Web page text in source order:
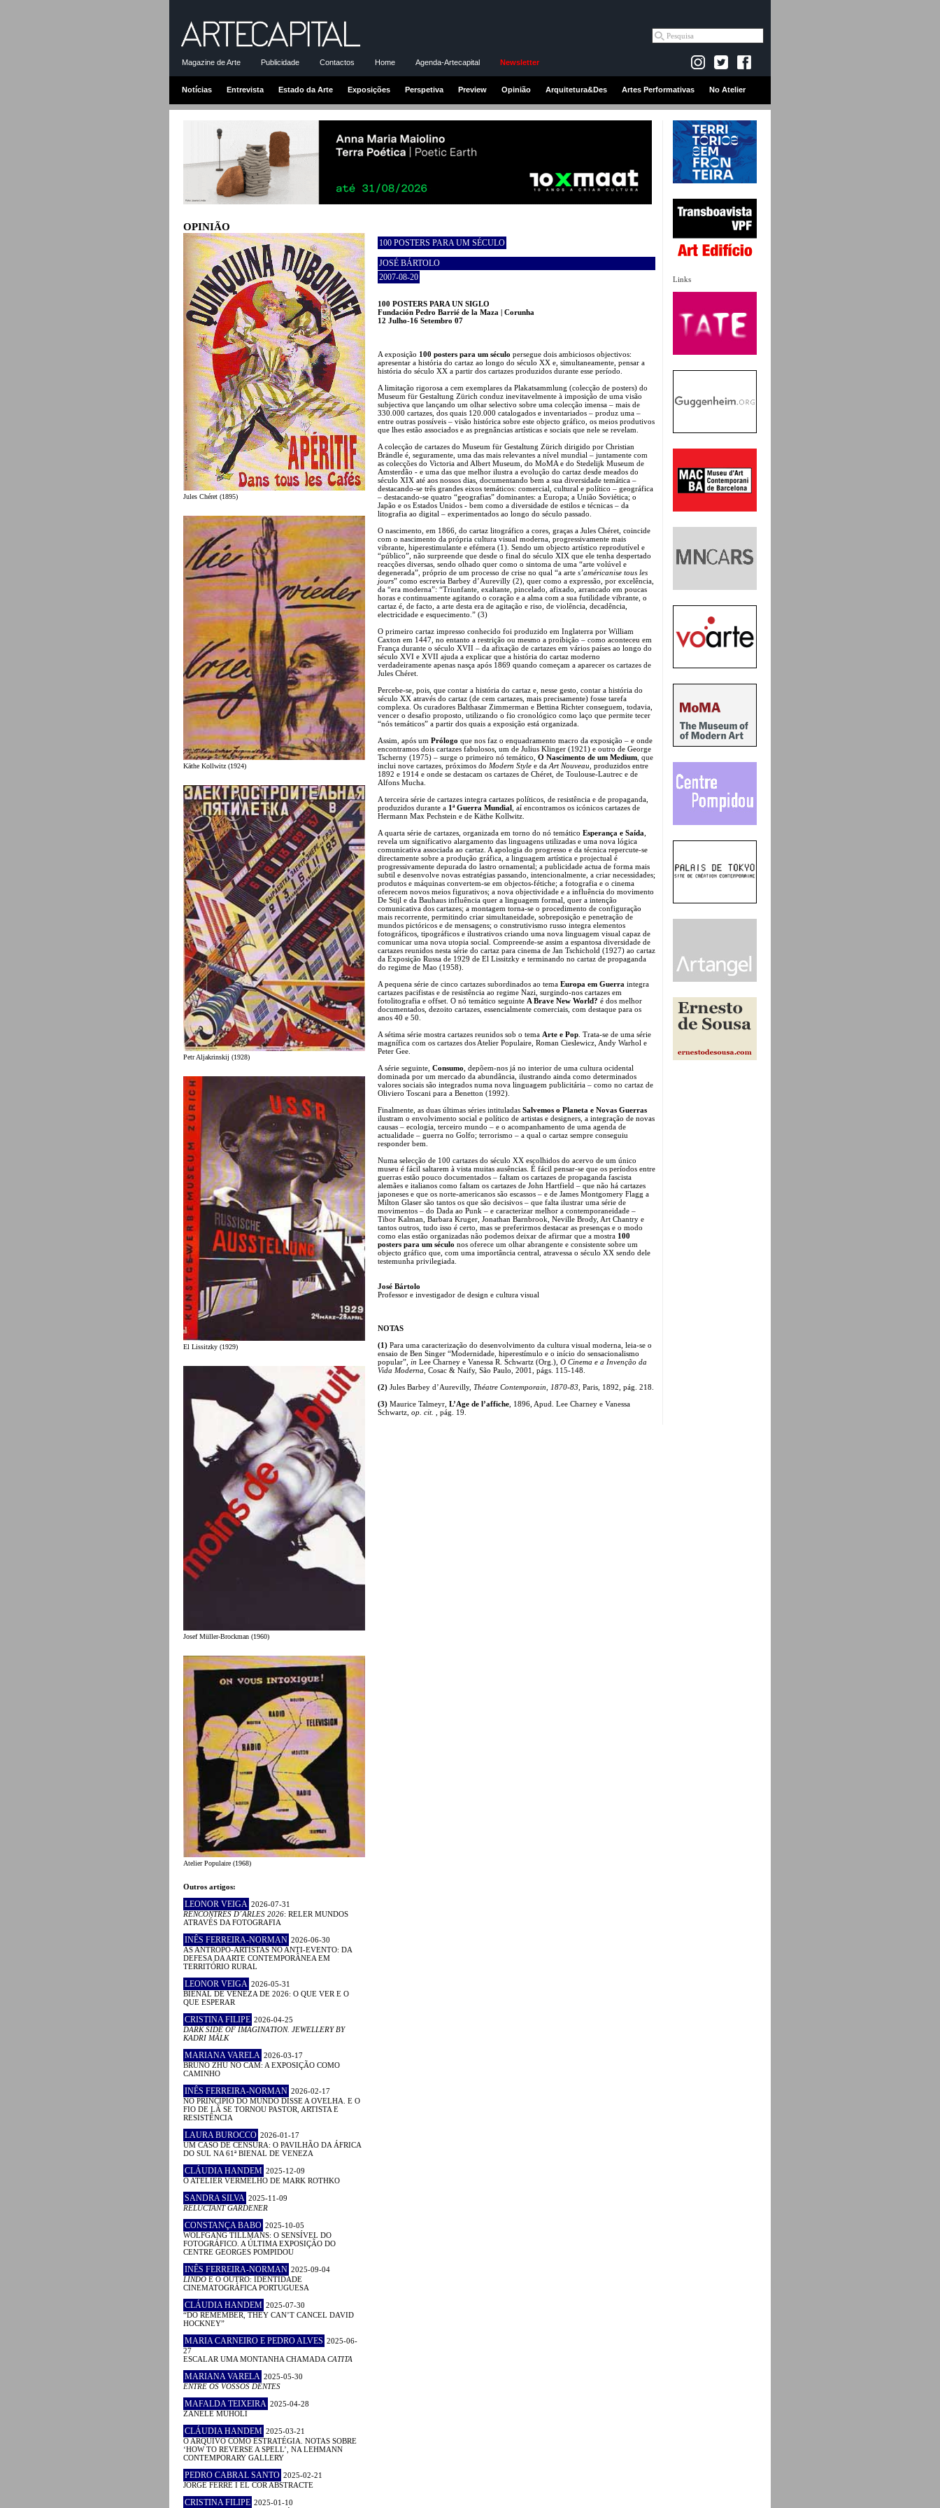
Magazine de Arte Publicidade Contactos Home Agenda-Artecapital Newsletter
Notícias Entrevista Estado da Arte Exposições Perspetiva Preview Opinião Arquitetura&Des Artes Performativas No Atelier
Links
OPINIÃO
Jules Chéret (1895)
Käthe Kollwitz (1924)
Petr Aljakrinskij (1928)
El Lissitzky (1929)
Josef Müller-Brockman (1960)
Atelier Populaire (1968)
Outros artigos:
LEONOR VEIGA 2026-07-31
RENCONTRES D´ARLES 2026: RELER MUNDOS
ATRAVÉS DA FOTOGRAFIA
INÊS FERREIRA-NORMAN 2026-06-30
AS ANTROPO-ARTISTAS NO ANTI-EVENTO: DA
DEFESA DA ARTE CONTEMPORÂNEA EM
TERRITÓRIO RURAL
LEONOR VEIGA 2026-05-31
BIENAL DE VENEZA DE 2026: O QUE VER E O
QUE ESPERAR
CRISTINA FILIPE 2026-04-25
DARK SIDE OF IMAGINATION. JEWELLERY BY
KADRI MÄLK
MARIANA VARELA 2026-03-17
BRUNO ZHU NO CAM: A EXPOSIÇÃO COMO
CAMINHO
INÊS FERREIRA-NORMAN 2026-02-17
NO PRINCÍPIO DO MUNDO DISSE A OVELHA. E O
FIO DE LÃ SE TORNOU PASTOR, ARTISTA E
RESISTÊNCIA
LAURA BUROCCO 2026-01-17
UM CASO DE CENSURA: O PAVILHÃO DA ÁFRICA
DO SUL NA 61ª BIENAL DE VENEZA
CLÁUDIA HANDEM 2025-12-09
O ATELIER VERMELHO DE MARK ROTHKO
SANDRA SILVA 2025-11-09
RELUCTANT GARDENER
CONSTANÇA BABO 2025-10-05
WOLFGANG TILLMANS: O SENSÍVEL DO
FOTOGRÁFICO. A ÚLTIMA EXPOSIÇÃO DO
CENTRE GEORGES POMPIDOU
INÊS FERREIRA-NORMAN 2025-09-04
LINDO E O OUTRO: IDENTIDADE
CINEMATOGRÁFICA PORTUGUESA
CLÁUDIA HANDEM 2025-07-30
“DO REMEMBER, THEY CAN’T CANCEL DAVID
HOCKNEY”
MARIA CARNEIRO E PEDRO ALVES 2025-06-
27
ESCALAR UMA MONTANHA CHAMADA CATITA
MARIANA VARELA 2025-05-30
ENTRE OS VOSSOS DENTES
MAFALDA TEIXEIRA 2025-04-28
ZANELE MUHOLI
CLÁUDIA HANDEM 2025-03-21
O ARQUIVO COMO ESTRATÉGIA. NOTAS SOBRE
‘HOW TO REVERSE A SPELL’, NA LEHMANN
CONTEMPORARY GALLERY
PEDRO CABRAL SANTO 2025-02-21
JORGE FERRÉ I EL COR ABSTRACTE
CRISTINA FILIPE 2025-01-10
100 POSTERS PARA UM SÉCULO
JOSÉ BÁRTOLO
2007-08-20
100 POSTERS PARA UN SIGLO
Fundación Pedro Barrié de la Maza | Corunha
12 Julho-16 Setembro 07
A exposição 100 posters para um século persegue dois ambiciosos objectivos:
apresentar a história do cartaz ao longo do século XX e, simultaneamente, pensar a
história do século XX a partir dos cartazes produzidos durante esse período.
A limitação rigorosa a cem exemplares da Plakatsammlung (colecção de posters) do
Museum für Gestaltung Zürich conduz inevitavelmente à imposição de uma visão
subjectiva que lançando um olhar selectivo sobre uma colecção imensa – mais de
330.000 cartazes, dos quais 120.000 catalogados e inventariados – produz uma –
entre outras possíveis – visão histórica sobre este objecto gráfico, os meios produtivos
que lhes estão associados e as pregnâncias artísticas e sociais que nele se revelam.
A colecção de cartazes do Museum für Gestaltung Zürich dirigido por Christian
Brändle é, seguramente, uma das mais relevantes a nível mundial – juntamente com
as colecções do Victoria and Albert Museum, do MoMA e do Stedelijk Museum de
Amsterdão - e uma das que melhor ilustra a evolução do cartaz desde meados do
século XIX até aos nossos dias, documentando bem a sua diversidade temática –
destacando-se três grandes eixos temáticos: comercial, cultural e político – geográfica
– destacando-se quatro “geografias” dominantes: a Europa; a União Soviética; o
Japão e os Estados Unidos - bem como a diversidade de estilos e técnicas – da
litografia ao digital – experimentados ao longo do século passado.
O nascimento, em 1866, do cartaz litográfico a cores, graças a Jules Chéret, coincide
com o nascimento da própria cultura visual moderna, progressivamente mais
vibrante, hiperestimulante e efémera (1). Sendo um objecto artístico reprodutível e
“público”, não surpreende que desde o final do século XIX que ele tenha despertado
reacções diversas, sendo olhado quer como o sintoma de uma “arte volúvel e
degenerada”, próprio de um processo de crise no qual “a arte s’américanise tous les
jours” como escrevia Barbey d’Aurevilly (2), quer como a expressão, por excelência,
da “era moderna”: “Triunfante, exaltante, pincelado, afixado, arrancado em poucas
horas e continuamente agitando o coração e a alma com a sua futilidade vibrante, o
cartaz é, de facto, a arte desta era de agitação e riso, de violência, decadência,
electricidade e esquecimento.” (3)
O primeiro cartaz impresso conhecido foi produzido em Inglaterra por William
Caxton em 1447, no entanto a restrição ou mesmo a proibição – como aconteceu em
França durante o século XVII – da afixação de cartazes em vários países ao longo do
século XVI e XVII ajuda a explicar que a história do cartaz moderno
verdadeiramente apenas nasça após 1869 quando começam a aparecer os cartazes de
Jules Chéret.
Percebe-se, pois, que contar a história do cartaz e, nesse gesto, contar a história do
século XX através do cartaz (de cem cartazes, mais precisamente) fosse tarefa
complexa. Os curadores Balthasar Zimmerman e Bettina Richter conseguem, todavia,
vencer o desafio proposto, utilizando o fio cronológico como laço que permite tecer
“nós temáticos” a partir dos quais a exposição está organizada.
Assim, após um Prólogo que nos faz o enquadramento macro da exposição – e onde
encontramos dois cartazes fabulosos, um de Julius Klinger (1921) e outro de George
Tscherny (1975) – surge o primeiro nó temático, O Nascimento de um Medium , que
inclui nove cartazes, próximos do Modern Style e da Art Nouveau , produzidos entre
1892 e 1914 e onde se destacam os cartazes de Chéret, de Toulouse-Lautrec e de
Alfons Mucha.
A terceira série de cartazes integra cartazes políticos, de resistência e de propaganda,
produzidos durante a 1ª Guerra Mundial , aí encontramos os icónicos cartazes de
Hermann Max Pechstein e de Käthe Kollwitz.
A quarta série de cartazes, organizada em torno do nó temático Esperança e Saída
revela um significativo alargamento das linguagens utilizadas e uma nova lógica
comunicativa associada ao cartaz. A apologia do progresso e da técnica repercute-se
directamente sobre a produção gráfica, a linguagem artística e projectual é
progressivamente depurada do lastro ornamental; a publicidade actua de forma mais
subtil e desenvolve novas estratégias passando, intencionalmente, a criar necessidades;
produtos e máquinas convertem-se em objectos-fétiche; a fotografia e o cinema
oferecem novos meios figurativos; a nova objectividade e a influência do movimento
De Stijl e da Bauhaus influência quer a linguagem formal, quer a intenção
comunicativa dos cartazes; a montagem torna-se o procedimento de configuração
mais recorrente, permitindo criar simultaneidade, sobreposição e penetração de
mundos pictóricos e de mensagens; o construtivismo russo integra elementos
fotográficos, tipográficos e ilustrativos criando uma nova linguagem visual capaz de
comunicar uma nova utopia social. Compreende-se assim a espantosa diversidade de
cartazes reunidos nesta série do cartaz para cinema de Jan Tschichold (1927) ao cartaz
da Exposição Russa de 1929 de El Lissitzky e terminando no cartaz de propaganda
do regime de Mao (1958).
A pequena série de cinco cartazes subordinados ao tema Europa em Guerra integra
cartazes pacifistas e de resistência ao regime Nazi, surgindo-nos cartazes em
fotolitografia e offset. O nó temático seguinte A Brave New World? é dos melhor
documentados, dezoito cartazes, essencialmente comerciais, com destaque para os
anos 40 e 50.
A sétima série mostra cartazes reunidos sob o tema Arte e Pop . Trata-se de uma série
magnífica com os cartazes dos Atelier Populaire, Roman Cieslewicz, Andy Warhol e
Peter Gee.
A série seguinte, Consumo , depõem-nos já no interior de uma cultura ocidental
dominada por um mercado da abundância, ilustrando ainda como determinados
valores sociais são integrados numa nova linguagem publicitária – como no cartaz de
Oliviero Toscani para a Benetton (1992).
Finalmente, as duas últimas séries intituladas Salvemos o Planeta e Novas Guerras
ilustram o envolvimento social e político de artistas e designers, a integração de novas
causas – ecologia, terceiro mundo – e o acompanhamento de uma agenda de
actualidade – guerra no Golfo; terrorismo – a qual o cartaz sempre conseguiu
responder bem.
Numa selecção de 100 cartazes do século XX escolhidos do acervo de um único
museu é fácil saltarem à vista muitas ausências. É fácil pensar-se que os períodos entre
guerras estão pouco documentados – faltam os cartazes de propaganda fascista
alemães e italianos como faltam os cartazes de John Hartfield – que não há cartazes
japoneses e que os norte-americanos são escassos – e de James Montgomery Flagg a
Milton Glaser são tantos os que são decisivos – que falta ilustrar uma série de
movimentos – do Dada ao Punk – e caracterizar melhor a contemporaneidade –
Tibor Kalman, Barbara Kruger, Jonathan Barnbrook, Neville Brody, Art Chantry e
tantos outros, tudo isso é certo, mas se preferirmos destacar as presenças e o modo
como elas estão organizadas não podemos deixar de afirmar que a mostra 100
posters para um século nos oferece um olhar abrangente e consistente sobre um
objecto gráfico que, com uma importância central, atravessa o século XX sendo dele
testemunha privilegiada.
José Bártolo
Professor e investigador de design e cultura visual
NOTAS
(1) Para uma caracterização do desenvolvimento da cultura visual moderna, leia-se o
ensaio de Ben Singer “Modernidade, hiperestímulo e o início do sensacionalismo
popular”, in Lee Charney e Vanessa R. Schwartz (Org.), O Cinema e a Invenção da
Vida Moderna , Cosac & Naify, São Paulo, 2001, págs. 115-148.
(2) Jules Barbey d’Aurevilly, Théatre Contemporain, 1870-83 , Paris, 1892, pág. 218.
(3) Maurice Talmeyr, L’Age de l’affiche , 1896, Apud. Lee Charney e Vanessa
Schwartz, op. cit. , pág. 19.